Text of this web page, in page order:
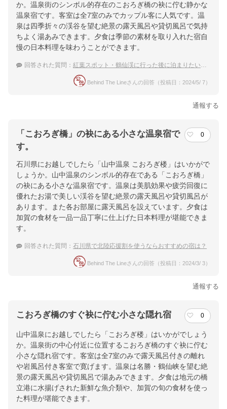
か。温泉街のシンボル的存在のこおろぎ橋の袂に佇む静かな
温泉宿です。客室は全7室のみでカップル客に人気です。温
泉は四季折々の渓谷を望む絶景の露天風呂や貸切風呂で気持
ちよく湯あみできます。夕食は季節の素材を取り入れた宿自
慢の日本料理を味わうことができます。
回答された質問： 紅葉スポット・鶴仙渓に行った後に泊まりたい山中温泉のカップルにおすすめ旅館
Behind The Lineさんの回答（投稿日：2024/5/ 7）
通報する
「こおろぎ橋」の袂にある小さな温泉宿で
す。
0
石川県にお越しでしたら「山中温泉 こおろぎ楼」はいかがで
しょうか。山中温泉のシンボル的存在である「こおろぎ橋」
の袂にある小さな温泉宿です。温泉は美肌効果や疲労回復に
優れたお湯で美しい渓谷を望む絶景の露天風呂や貸切風呂が
あります。また各お部屋に露天風呂を設えています。夕食は
加賀の食材を一品一品丁寧に仕上げた日本料理が堪能できま
す。
回答された質問： 石川県で北陸応援割を使うならおすすめの宿は？
Behind The Lineさんの回答（投稿日：2024/3/ 3）
通報する
こおろぎ橋のすぐ袂に佇む小さな隠れ宿 0
山中温泉にお越しでしたら「こおろぎ楼」はいかがでしょう
か。温泉街の中心付近に位置するこおろぎ橋のすぐ袂に佇む
小さな隠れ宿です。客室は全7室のみで露天風呂付きの離れ
や岩風呂付き客室で寛げます。温泉は名勝・鶴仙峡を望む絶
景の露天風呂や貸切風呂で湯あみできます。夕食は地元の橋
立港に水揚げされた新鮮な魚介類や、加賀の旬の食材を使っ
た料理が堪能できます。